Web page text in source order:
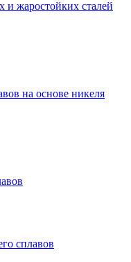
жаростойких сталей
на основе никеля
сплавов